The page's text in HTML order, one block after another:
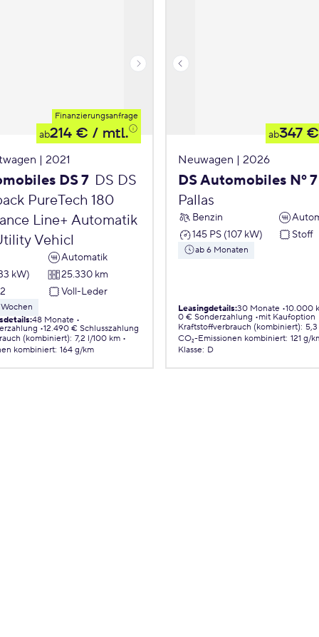
Finanzierungsanfrage
ab214 € / mtl.
| 2021
DS 7 DS DS
PureTech 180
Line+ Automatik
Vehicl
Automatik
kW)
25.330 km
Voll-Leder
:48 Monate
12.490 € Schlusszahlung
(kombiniert): 7,2 l/100 km
kombiniert: 164 g/km
ab347 €
Neuwagen | 2026
DS Automobiles Nº 7
Pallas
Benzin
145 PS (107 kW)
Stoff
ab 6 Monaten
Leasingdetails:30 Monate 10.000
0 € Sonderzahlung
mit Kaufoption
Kraftstoffverbrauch (kombiniert):
CO₂-Emissionen kombiniert: 121 g/
Klasse: D